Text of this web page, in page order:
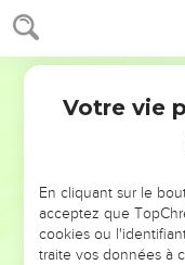
Esaïe 6
touché tes lèvres, ta
J'ai entendu le
va marcher pour nous
beau écouter, vous
regarder, vous ne
Rends insensible
Votre vie
En cliquant sur le
acceptez que
cookies ou
traite vos données à